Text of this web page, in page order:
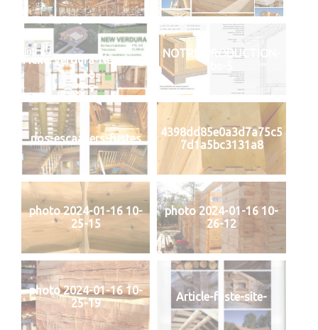
Fiche-Verdura-New-Log-
NOTRE-PRODUCTION-
nos-escaaliers-fustes
4398dd85e0a3d7a75c5
7d1a5bc3131a8
photo 2024-01-16 10-
25-15
photo 2024-01-16 10-
26-12
photo 2024-01-16 10-
25-19
Article-fuste-site-